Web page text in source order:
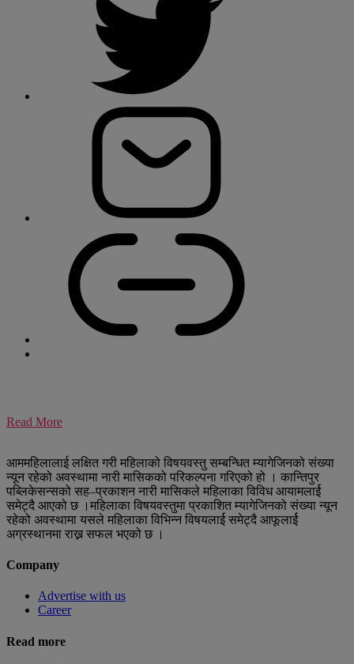
Read More
आममहिलालाई लक्षित गरी महिलाको विषयवस्तु सम्बन्धित म्यागेजिनको संख्या
न्यून रहेको अवस्थामा नारी मासिकको परिकल्पना गरिएको हो । कान्तिपुर
पब्लिकेसन्सको सह–प्रकाशन नारी मासिकले महिलाका विविध आयामलार्ई
समेट्दै आएको छ ।महिलाका विषयवस्तुमा प्रकाशित म्यागेजिनको संख्या न्यून
रहेको अवस्थामा यसले महिलाका विभिन्न विषयलार्ई समेट्दै आफूलार्ई
अग्रस्थानमा राख्न सफल भएको छ ।
Company
Advertise with us
Career
Read more